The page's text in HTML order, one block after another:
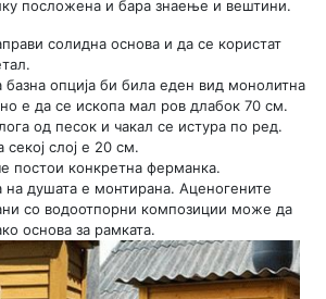
посложена и бара знаење и вештини.
солидна основа и да се користат
базна опција би била еден вид монолитна
е да се ископа мал ров длабок 70 см.
од песок и чакал се истура по ред.
слој е 20 см.
постои конкретна ферманка.
на душата е монтирана. Аценогените
со водоотпорни композиции може да
основа за рамката.